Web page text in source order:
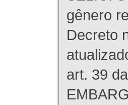
gênero
Decreto
art. 39